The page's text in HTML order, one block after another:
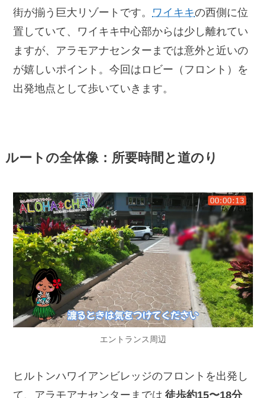
街が揃う巨大リゾートです。 ワイキキの西側に位
置していて、ワイキキ中心部からは少し離れてい
ますが、アラモアナセンターまでは意外と近いの
が嬉しいポイント。今回はロビー（フロント）を
出発地点として歩いていきます。
ルートの全体像：所要時間と道のり
エントランス周辺
ヒルトンハワイアンビレッジのフロントを出発し
て、アラモアナセンターまでは 徒歩約15〜18分